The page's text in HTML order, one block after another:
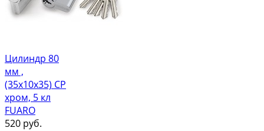
Цилиндр 80
мм ,
(35х10х35) СР
хром, 5 кл
FUARO
520 руб.